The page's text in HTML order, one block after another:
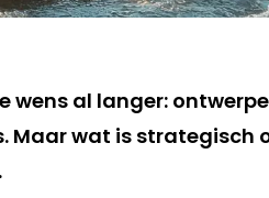
al langer:
wat is strategisch